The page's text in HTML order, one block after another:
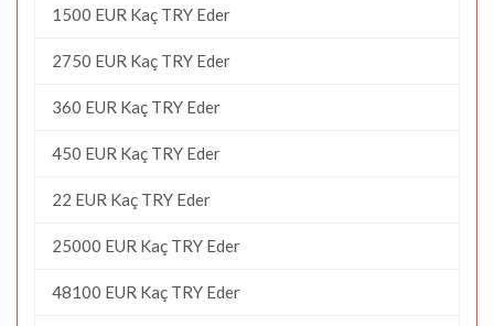
1500 EUR Kaç TRY Eder
2750 EUR Kaç TRY Eder
360 EUR Kaç TRY Eder
450 EUR Kaç TRY Eder
22 EUR Kaç TRY Eder
25000 EUR Kaç TRY Eder
48100 EUR Kaç TRY Eder